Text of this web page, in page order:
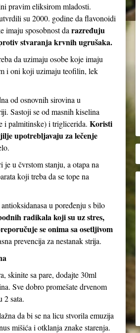
pravim eliksirom mladosti.
su 2000. godine da flavonoidi
imaju sposobnost da razređuju
stvaranja krvnih ugrušaka.
da uzimaju osobe koje imaju
i oni koji uzimaju teofilin, lek
od osnovnih sirovina u
Sastoji se od masnih kiselina
i palmitinske) i triglicerida. Koristi
upotrebljavaju za lečenje
u čvrstom stanju, a otapa na
koji treba da se tope na
u poređenju s bilo
radikala koji su uz stres,
se onima sa osetljivom
prevencija za nestanak strija.
skinite sa pare, dodajte 30ml
Sve dobro promešate drvenom
2 sata.
da bi se na licu stvorila emuzija
mišića i otklanja znake starenja.